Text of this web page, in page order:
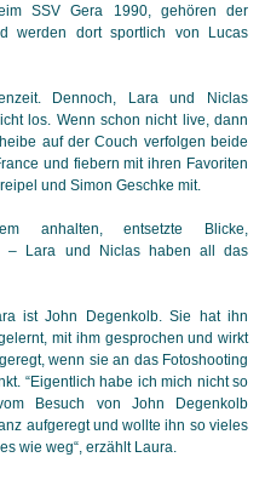
SSV Gera 1990, gehören der
werden dort sportlich von Lucas
Dennoch, Lara und Niclas
los. Wenn schon nicht live, dann
auf der Couch verfolgen beide
und fiebern mit ihren Favoriten
und Simon Geschke mit.
anhalten, entsetzte Blicke,
– Lara und Niclas haben all das
ist John Degenkolb. Sie hat ihn
mit ihm gesprochen und wirkt
wenn sie an das Fotoshooting
“Eigentlich habe ich mich nicht so
Besuch von John Degenkolb
aufgeregt und wollte ihn so vieles
wie weg“, erzählt Laura.